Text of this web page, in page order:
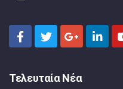
Τελευταία Νέα